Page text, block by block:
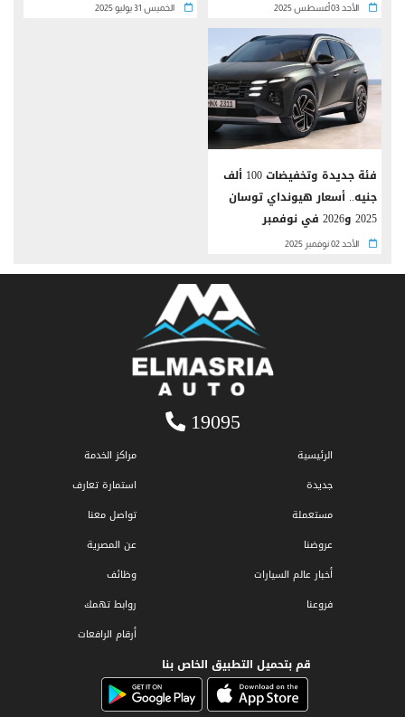
الأحد 03 أغسطس 2025 الخميس 31 يوليو 2025
فئة جديدة وتخفيضات 100 ألف
جنيه.. أسعار هيونداي توسان
2025 و2026 في نوفمبر
الأحد 02 نوفمبر 2025
19095
الرئيسية
جديدة
مستعملة
عروضنا
أخبار عالم السيارات
فروعنا
مراكز الخدمة
استمارة تعارف
تواصل معنا
عن المصرية
وظائف
روابط تهمك
أرقام الرافعات
قم بتحميل التطبيق الخاص بنا